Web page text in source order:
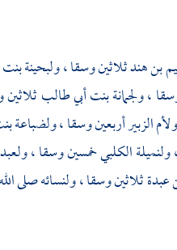
بن هندثلاثين وسقا ،ولبحينة
،ولجمانة بنت أبي طالب
ولأم الزبيرأربعين وسقا ،ولضباعة
ولنميلة الكلبيخمسين وسقا ،
عبدةثلاثين وسقا ، ولنسائه صلى